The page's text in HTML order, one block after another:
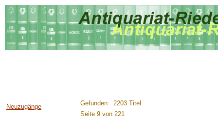
Neuzugänge
Gefunden: 2203 Titel
Seite 9 von 221